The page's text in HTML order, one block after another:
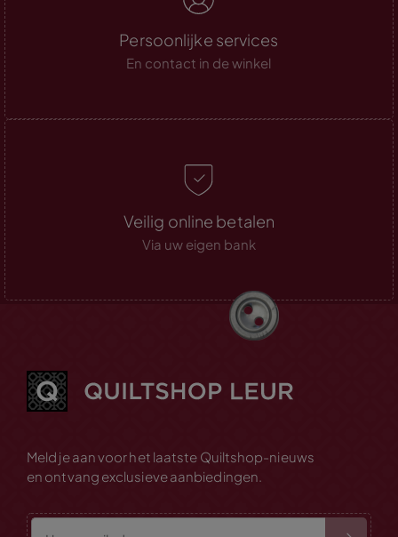
Persoonlijke services
En contact in de winkel
Veilig online betalen
Via uw eigen bank
Meld je aan voor het laatste Quiltshop-nieuws
en ontvang exclusieve aanbiedingen.